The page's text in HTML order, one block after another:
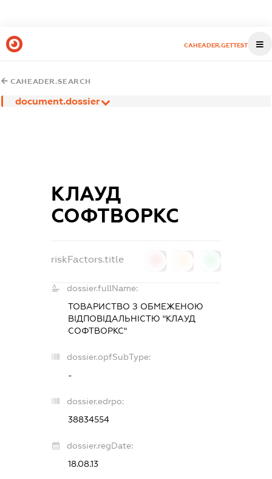
CAHEADER.GETTEST
CAHEADER.SEARCH
document.dossier
КЛАУД
СОФТВОРКС
riskFactors.title
dossier.fullName:
ТОВАРИСТВО З ОБМЕЖЕНОЮ
ВІДПОВІДАЛЬНІСТЮ "КЛАУД
СОФТВОРКС"
dossier.opfSubType:
-
dossier.edrpo:
38834554
dossier.regDate:
18.08.13